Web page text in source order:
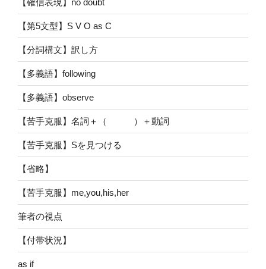
【第5文型】S V O as C
【分詞構文】訳し方
【多義語】following
【多義語】observe
【苦手克服】名詞＋（ ）＋動詞
【苦手克服】Sを見つける
【省略】
【苦手克服】me,you,his,her
筆者の視点
【付帯状況】
as if